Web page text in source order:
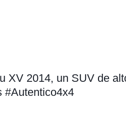
XV 2014, un SUV de
#Autentico4x4